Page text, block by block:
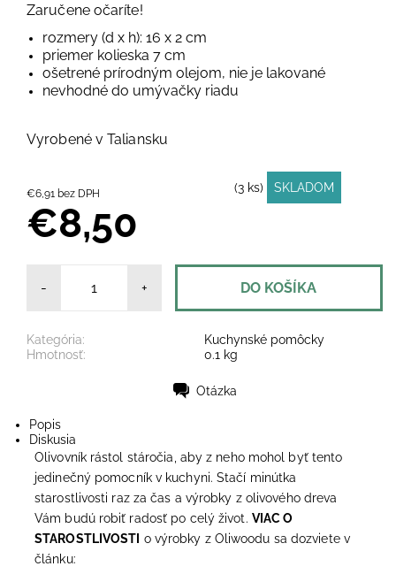
Zaručene očaríte!
rozmery (d x h): 16 x 2 cm
priemer kolieska 7 cm
ošetrené prírodným olejom, nie je lakované
nevhodné do umývačky riadu
Vyrobené v Taliansku
€6,91 bez DPH (3 ks) SKLADOM
€8,50
- +
Kategória:
Kuchynské pomôcky
Hmotnosť:
0.1 kg
Otázka
Popis
Diskusia
Olivovník rástol stáročia, aby z neho mohol byť tento
jedinečný pomocník v kuchyni. Stačí minútka
starostlivosti raz za čas a výrobky z olivového dreva
Vám budú robiť radosť po celý život. VIAC O
STAROSTLIVOSTI o výrobky z Oliwoodu sa dozviete v
článku: